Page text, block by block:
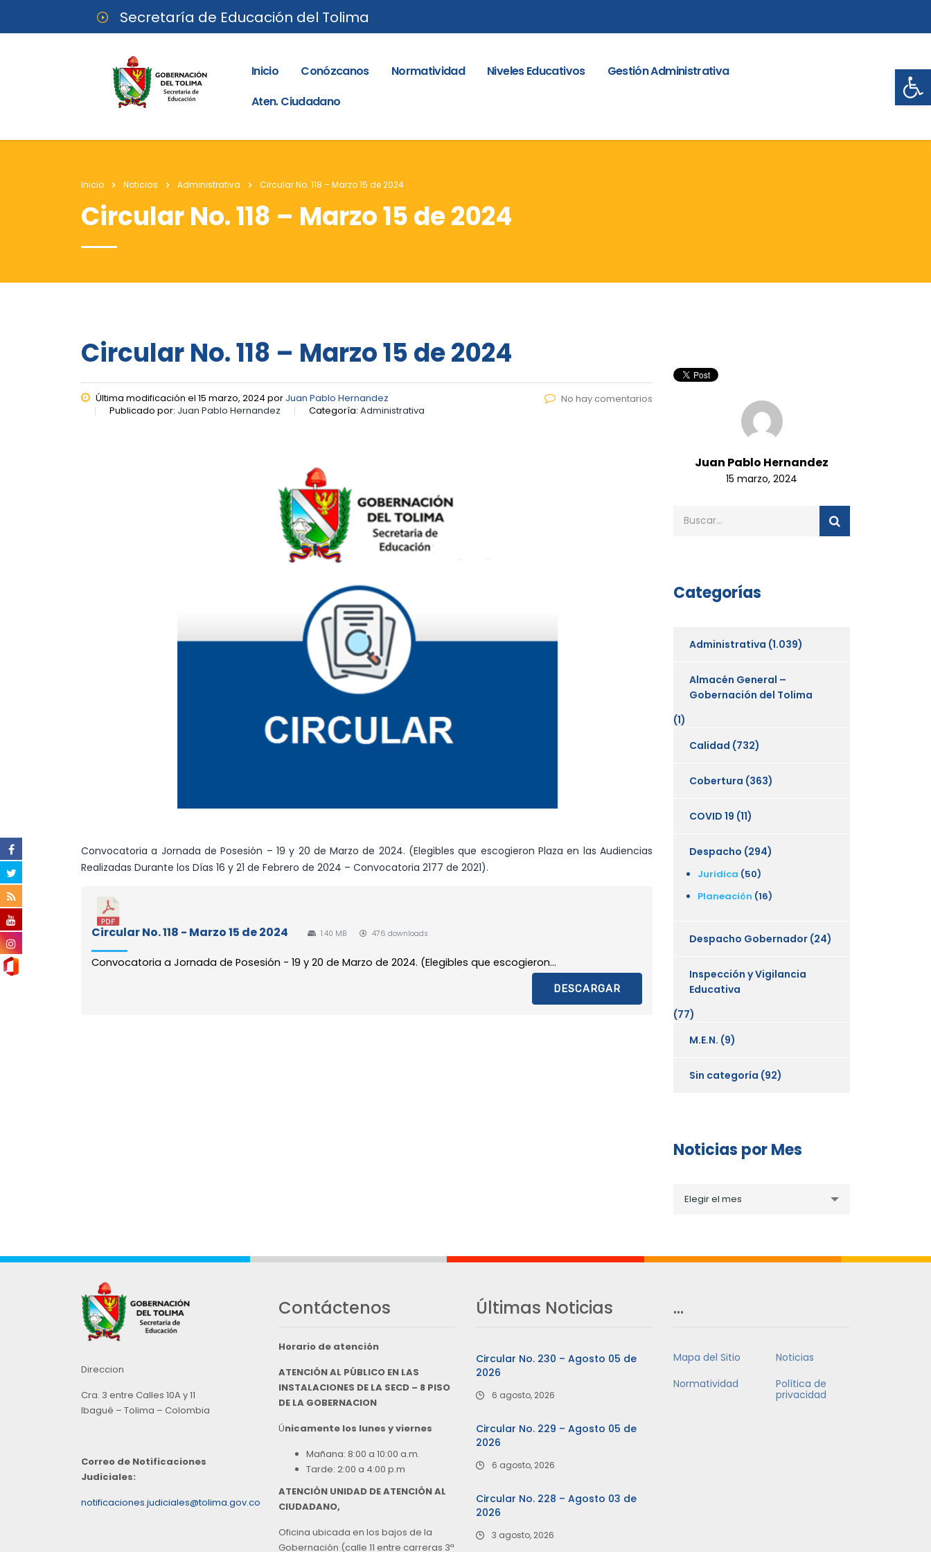
Secretaría de Educación del Tolima
Inicio Conózcanos Normatividad Niveles Educativos
Gestión Administrativa
Aten. Ciudadano
Inicio Noticias Administrativa Circular No. 118 – Marzo 15 de 2024
Circular No. 118 – Marzo 15 de 2024
Circular No. 118 – Marzo 15 de 2024
Última modificación el 15 marzo, 2024 por Juan Pablo Hernandez
Publicado por: Juan Pablo Hernandez Categoría: Administrativa
No hay comentarios
Convocatoria a Jornada de Posesión – 19 y 20 de Marzo de 2024. (Elegibles que escogieron Plaza en las Audiencias
Realizadas Durante los Días 16 y 21 de Febrero de 2024 – Convocatoria 2177 de 2021).
Circular No. 118 - Marzo 15 de 2024 1.40 MB 476 downloads
Convocatoria a Jornada de Posesión - 19 y 20 de Marzo de 2024. (Elegibles que escogieron...
DESCARGAR
Juan Pablo Hernandez
15 marzo, 2024
Categorías
Administrativa (1.039)
Almacén General –
Gobernación del Tolima
(1)
Calidad (732)
Cobertura (363)
COVID 19 (11)
Despacho (294)
Juridica (50)
Planeación (16)
Despacho Gobernador (24)
Inspección y Vigilancia
Educativa
(77)
M.E.N. (9)
Sin categoría (92)
Noticias por Mes
porElegir el mes
Direccion
Cra. 3 entre Calles 10A y 11
Ibagué – Tolima – Colombia
Correo de Notificaciones
Judiciales:
notificaciones.judiciales@tolima.gov.co
Contáctenos
Horario de atención
ATENCIÓN AL PÚBLICO EN LAS
INSTALACIONES DE LA SECD – 8 PISO
DE LA GOBERNACION
Únicamente los lunes y viernes
Mañana: 8:00 a 10:00 a.m.
Tarde: 2:00 a 4:00 p.m
ATENCIÓN UNIDAD DE ATENCIÓN AL
CIUDADANO,
Oficina ubicada en los bajos de la
Gobernación (calle 11 entre carreras 3ª
Últimas Noticias
Circular No. 230 – Agosto 05 de
2026
6 agosto, 2026
Circular No. 229 – Agosto 05 de
2026
6 agosto, 2026
Circular No. 228 – Agosto 03 de
2026
3 agosto, 2026
…
Mapa del Sitio
Noticias
Normatividad
Política de
privacidad